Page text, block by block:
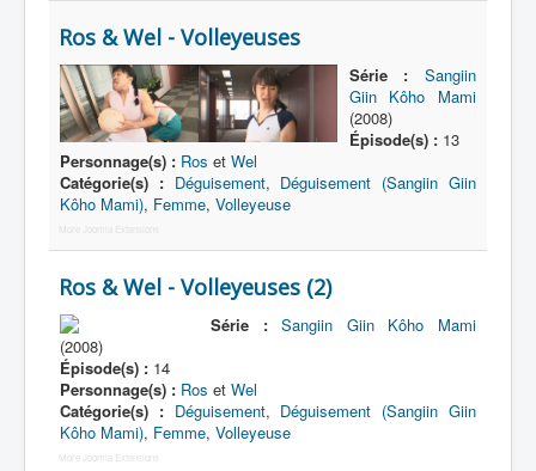
Ros & Wel - Volleyeuses
Série :
Sangiin
Giin Kôho Mami
(2008)
Épisode(s) :13
Personnage(s) : Ros et Wel
Catégorie(s) : Déguisement, Déguisement (Sangiin Giin
Kôho Mami), Femme, Volleyeuse
More Joomla Extensions
Ros & Wel - Volleyeuses (2)
Série :
Sangiin Giin Kôho Mami
(2008)
Épisode(s) : 14
Personnage(s) : Ros et Wel
Catégorie(s) : Déguisement, Déguisement (Sangiin Giin
Kôho Mami), Femme, Volleyeuse
More Joomla Extensions